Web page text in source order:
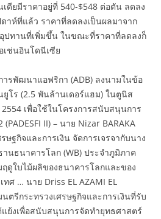
ดียมีราคาอยู่ที่ 540-$548 ต่อตัน ลดลง
าห์ที่แล้ว ราคาที่ลดลงเป็นผลมาจาก
ปทานที่เพิ่มขึ้น ในขณะที่ราคาที่ลดลงก็
เช่นอินโดนีเซีย
ารพัฒนาแอฟริกา (ADB) ลงนามในข้อ
ยูโร (2.5 พันล้านเดอร์แฮม) ในตูนิส
เพื่อใช้ในโครงการสนับสนุนการ
II) – นาย Nizar BARAKA
ษฐกิจและการเงิน จัดการเจรจากับนาง
นธนาคารโลก (WB) ประจำภูมิภาค
ดูใบไม้ผลิของธนาคารโลกและของ
ทศ … นาย Driss EL AZAMI EL
ตรีกระทรวงเศรษฐกิจและการเงินที่รับ
ย้งเพื่อสนับสนุนการจัดทำยุทธศาสตร์